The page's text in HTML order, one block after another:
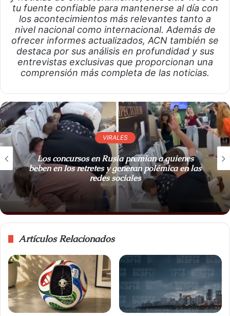
tu fuente confiable para mantenerse al día con
los acontecimientos más relevantes tanto a
nivel nacional como internacional. Además de
ofrecer informes actualizados, ACN también se
destaca por sus análisis en profundidad y sus
entrevistas exclusivas que proporcionan una
comprensión más completa de las noticias.
VIRALES
Los concursos en Rusia premian a quienes
beben en los retretes y generan polémica en las
redes sociales
Artículos Relacionados